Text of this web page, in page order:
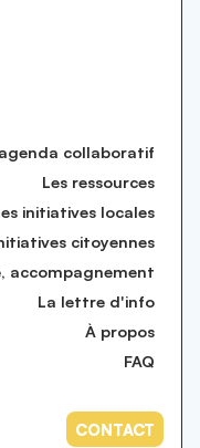
collaboratif
Les ressources
initiatives locales
citoyennes
accompagnement
La lettre d'info
À propos
FAQ
CONTACT